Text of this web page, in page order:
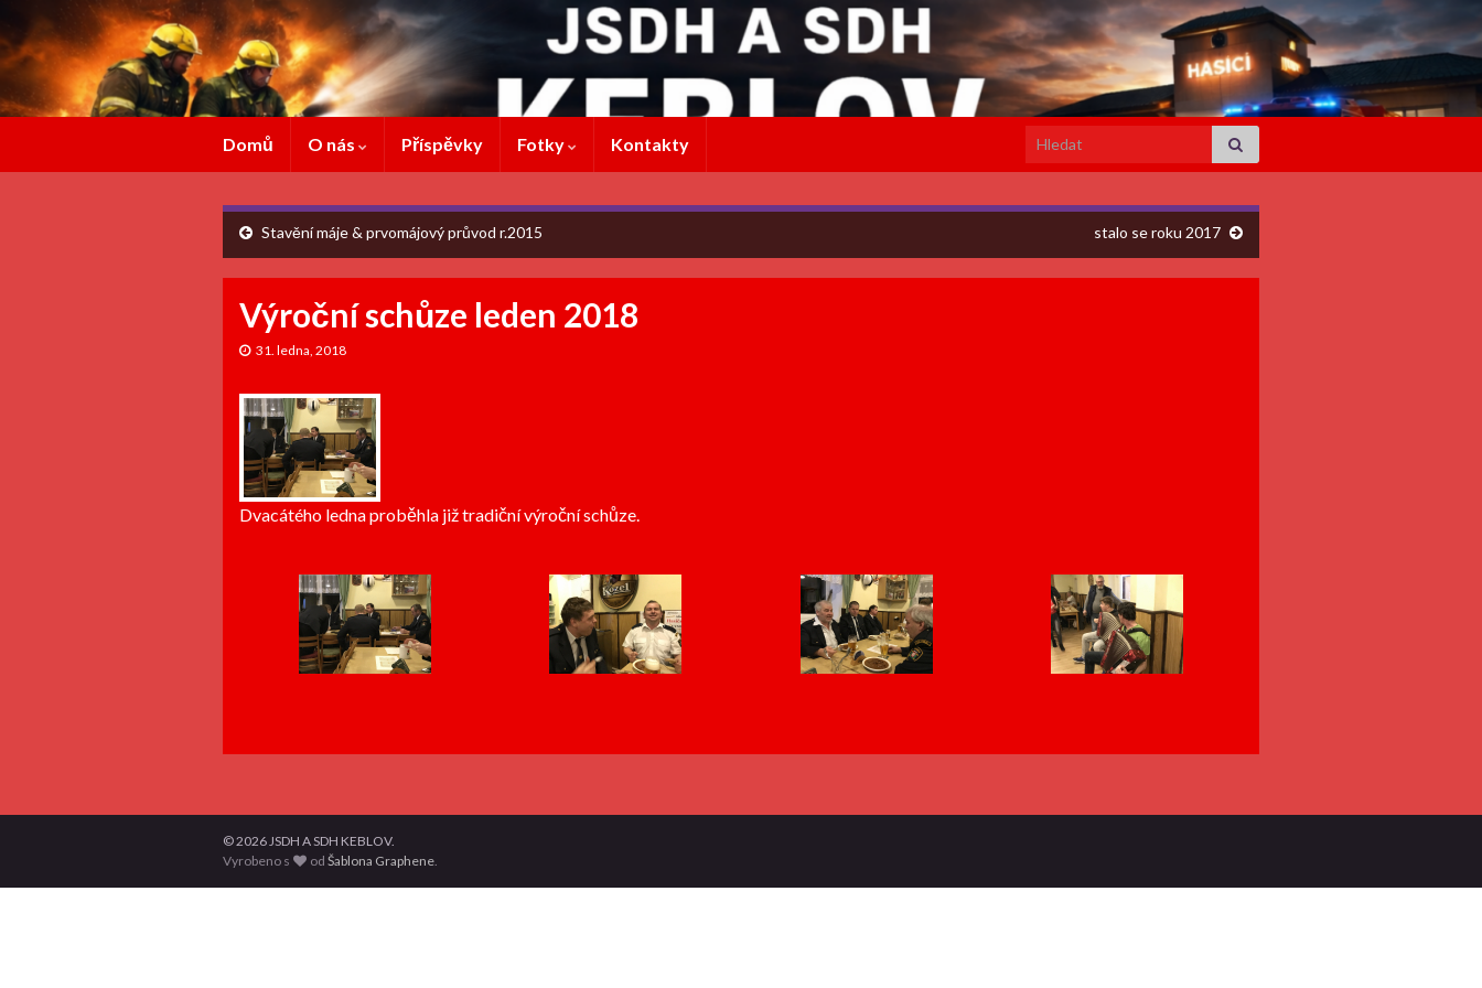
Domů O nás Příspěvky Fotky Kontakty Search for:
Stavění máje & prvomájový průvod r.2015 stalo se roku 2017
Výroční schůze leden 2018
31. ledna, 2018
Dvacátého ledna proběhla již tradiční výroční schůze.
© 2026 JSDH A SDH KEBLOV.
Vyrobeno s
odŠablona Graphene